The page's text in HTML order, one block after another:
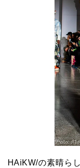
HAiKW/の素晴ら